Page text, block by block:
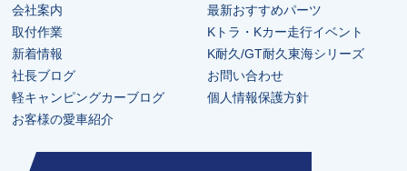
会社案内
取付作業
新着情報
社長ブログ
軽キャンピングカーブログ
お客様の愛車紹介
最新おすすめパーツ
Kトラ・Kカー走行イベント
K耐久/GT耐久東海シリーズ
お問い合わせ
個人情報保護方針